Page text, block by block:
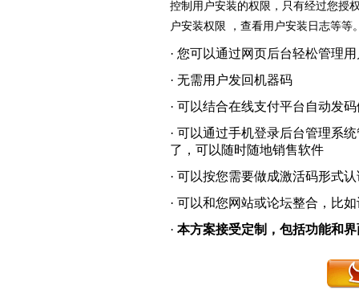
控制用户安装的权限，只有经过您授
户安装权限 ，查看用户安装日志等等
· 您可以通过网页后台轻松管理
· 无需用户发回机器码
· 可以结合在线支付平台自动发
· 可以通过手机登录后台管理系
了，可以随时随地销售软件
· 可以按您需要做成激活码形式
· 可以和您网站或论坛整合，比
· 本方案接受定制，包括功能和